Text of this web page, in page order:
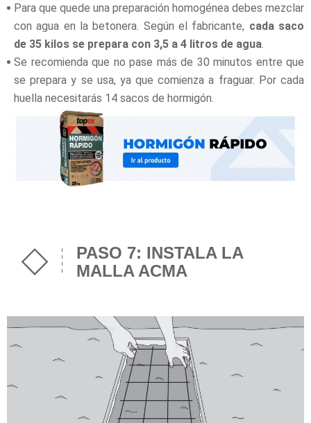
Para que quede una preparación homogénea debes mezclar
con agua en la betonera. Según el fabricante, cada saco
de 35 kilos se prepara con 3,5 a 4 litros de agua
Se recomienda que no pase más de 30 minutos entre que
se prepara y se usa, ya que comienza a fraguar. Por cada
huella necesitarás 14 sacos de hormigón.
PASO 7: INSTALA LA
MALLA ACMA